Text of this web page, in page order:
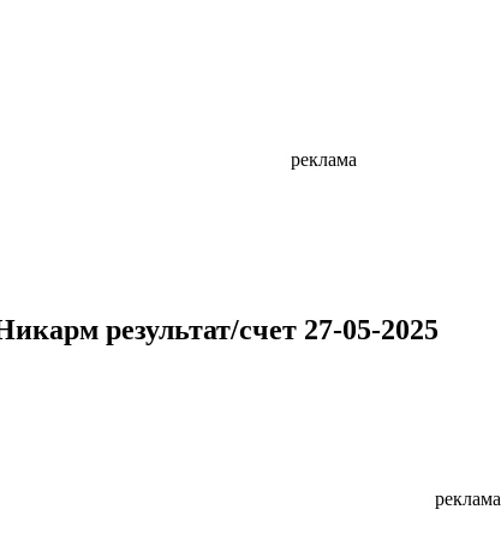
реклама
результат/счет 27-05-2025
реклама